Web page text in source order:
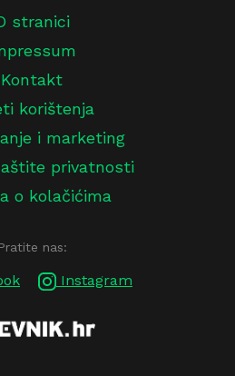
stranici
Kontakt
korištenja
i marketing
privatnosti
o kolačićima
Pratite nas:
Instagram